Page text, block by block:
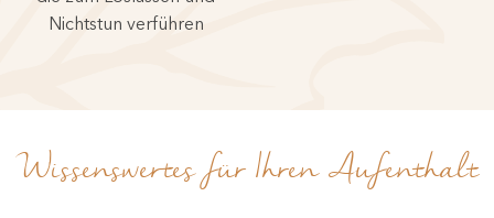
Nichtstun verführen
Wissenswertes für Ihren Aufenthalt